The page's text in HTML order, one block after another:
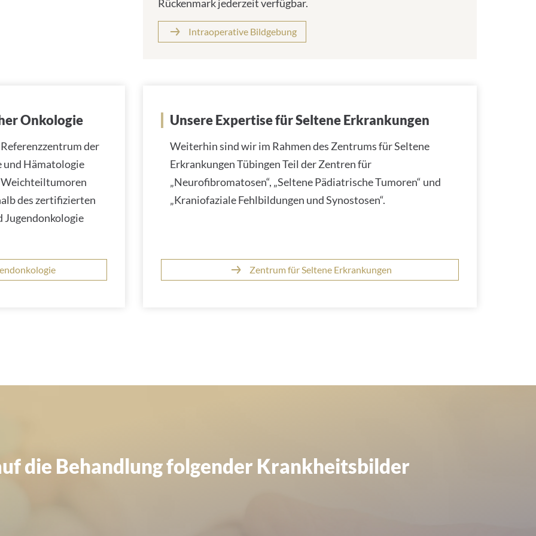
Rückenmark jederzeit verfügbar.
Intraoperative Bildgebung
Onkologie
der
und Hämatologie
des zertifizierten
Unsere Expertise für Seltene Erkrankungen
Weiterhin sind wir im Rahmen des Zentrums für Seltene
Erkrankungen Tübingen Teil der Zentren für
„Neurofibromatosen“, „Seltene Pädiatrische Tumoren“ und
„Kraniofaziale Fehlbildungen und Synostosen“.
Zentrum für Seltene Erkrankungen
die Behandlung folgender Krankheitsbilder